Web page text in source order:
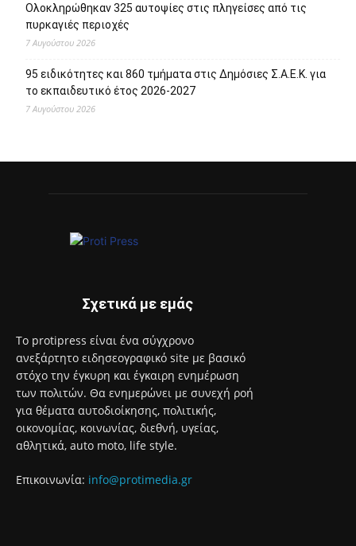
Ολοκληρώθηκαν 325 αυτοψίες στις πληγείσες από τις
πυρκαγιές περιοχές
7 Αυγούστου 2026
95 ειδικότητες και 860 τμήματα στις Δημόσιες Σ.Α.Ε.Κ. για
το εκπαιδευτικό έτος 2026-2027
7 Αυγούστου 2026
Σχετικά με εμάς
Το protipress είναι ένα σύγχρονο
ανεξάρτητο ειδησεογραφικό site με βασικό
στόχο την έγκυρη και έγκαιρη ενημέρωση
των πολιτών. Θα ενημερώνει με συνεχή ροή
για θέματα αυτοδιοίκησης, πολιτικής,
οικονομίας, κοινωνίας, διεθνή, υγείας,
αθλητικά, auto moto, life style.
Επικοινωνία: info@protimedia.gr